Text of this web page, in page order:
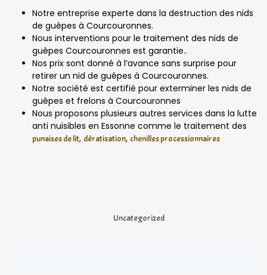
Notre entreprise experte dans la destruction des nids
de guêpes à Courcouronnes.
Nous interventions pour le traitement des nids de
guêpes Courcouronnes est garantie..
Nos prix sont donné à l’avance sans surprise pour
retirer un nid de guêpes à Courcouronnes.
Notre société est certifié pour exterminer les nids de
guêpes et frelons à Courcouronnes
Nous proposons plusieurs autres services dans la lutte
anti nuisibles en Essonne comme le traitement des
punaises de lit, dératisation, chenilles processionnaires
Uncategorized